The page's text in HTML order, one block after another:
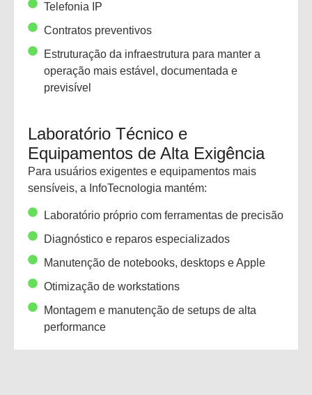
Telefonia IP
Contratos preventivos
Estruturação da infraestrutura para manter a
operação mais estável, documentada e
previsível
Laboratório Técnico e
Equipamentos de Alta Exigência
Para usuários exigentes e equipamentos mais
sensíveis, a InfoTecnologia mantém:
Laboratório próprio com ferramentas de precisão
Diagnóstico e reparos especializados
Manutenção de notebooks, desktops e Apple
Otimização de workstations
Montagem e manutenção de setups de alta
performance